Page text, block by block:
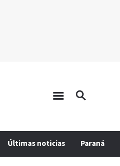
Últimas noticias Paraná